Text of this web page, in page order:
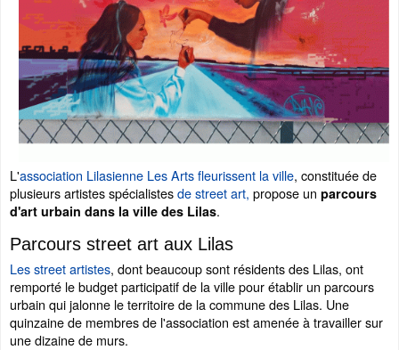
L'association Lilasienne Les Arts fleurissent la ville, constituée de
plusieurs artistes spécialistesde street art, propose un parcours
d'art urbain dans la ville des Lilas.
Parcours street art aux Lilas
Les street artistes, dont beaucoup sont résidents des Lilas, ont
remporté le budget participatif de la ville pour établir un parcours
urbain qui jalonne le territoire de la commune des Lilas. Une
quinzaine de membres de l'association est amenée à travailler sur
une dizaine de murs.